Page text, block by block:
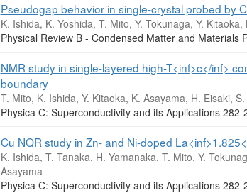
Pseudogap behavior in single-crystal probed by
K. Ishida, K. Yoshida, T. Mito, Y. Tokunaga, Y.
Physical Review B - Condensed Matter and Materials
NMR study in single-layered high-T<inf>c</inf>
boundary
T. Mito, K. Ishida, Y. Kitaoka, K. Asayama, H. Eisaki,
Physica C: Superconductivity and its Applications
Cu NQR study in Zn- and Ni-doped
K. Ishida, T. Tanaka, H. Yamanaka, T. Mito, Y.
Asayama
Physica C: Superconductivity and its Applications